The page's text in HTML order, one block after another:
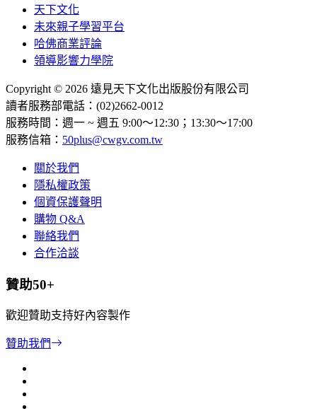
天下文化
未來親子學習平台
哈佛商業評論
領導影響力學院
Copyright © 2026 遠見天下文化出版股份有限公司
讀者服務部電話：(02)2662-0012
服務時間：週一 ~ 週五 9:00～12:30；13:30～17:00
服務信箱： 50plus@cwgv.com.tw
關於我們
隱私權政策
個資保護聲明
購物 Q&A
聯絡我們
合作洽談
贊助50+
歡迎贊助支持好內容製作
贊助我們